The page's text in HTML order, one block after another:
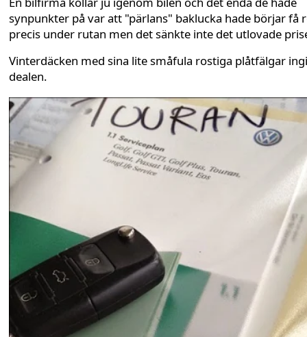
synpunkter på var att "pärlans" baklucka hade börjar få
precis under rutan men det sänkte inte det utlovade
Vinterdäcken med sina lite småfula rostiga plåtfälgar
dealen.